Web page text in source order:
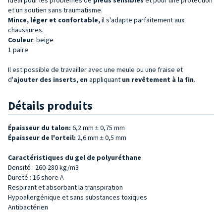
et un soutien sans traumatisme.
Mince, léger et confortable,il s'adapte parfaitement aux
chaussures.
Couleur: beige
1 paire
Il est possible de travailler avec une meule ou une fraise et
d'ajouter des inserts, en appliquant un revêtement à la fin.
Détails produits
Épaisseur du talon: 6,2 mm ± 0,75 mm
Épaisseur de l'orteil: 2,6 mm ± 0,5 mm
Caractéristiques du gel de polyuréthane
Densité : 260-280 kg/m3
Dureté : 16 shore A
Respirant et absorbant la transpiration
Hypoallergénique et sans substances toxiques
Antibactérien